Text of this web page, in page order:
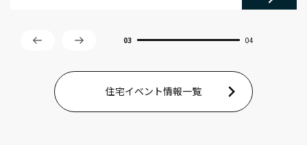
03 04
住宅イベント情報一覧